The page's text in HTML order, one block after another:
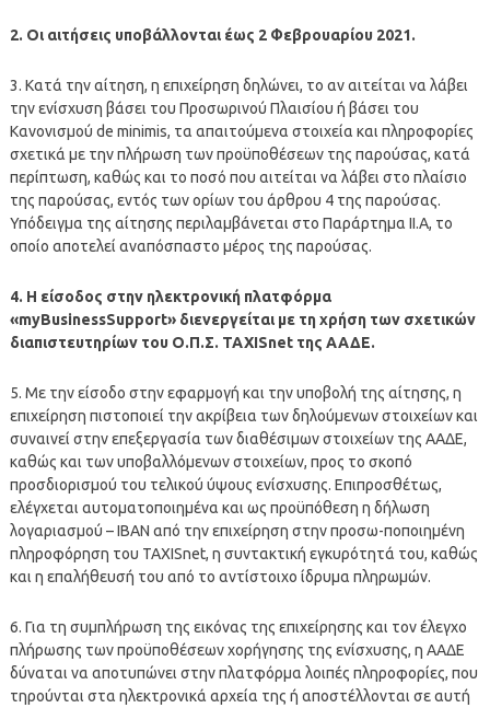
2. Οι αιτήσεις υποβάλλονται έως 2 Φεβρουαρίου 2021.
3. Κατά την αίτηση, η επιχείρηση δηλώνει, το αν αιτείται να λάβει
την ενίσχυση βάσει του Προσωρινού Πλαισίου ή βάσει του
Κανονισμού de minimis, τα απαιτούμενα στοιχεία και πληροφορίες
σχετικά με την πλήρωση των προϋποθέσεων της παρούσας, κατά
περίπτωση, καθώς και το ποσό που αιτείται να λάβει στο πλαίσιο
της παρούσας, εντός των ορίων του άρθρου 4 της παρούσας.
Υπόδειγμα της αίτησης περιλαμβάνεται στο Παράρτημα ΙΙ.Α, το
οποίο αποτελεί αναπόσπαστο μέρος της παρούσας.
4. Η είσοδος στην ηλεκτρονική πλατφόρμα
«myBusinessSupport» διενεργείται με τη χρήση των σχετικών
διαπιστευτηρίων του Ο.Π.Σ. TAXISnet της ΑΑΔΕ.
5. Με την είσοδο στην εφαρμογή και την υποβολή της αίτησης, η
επιχείρηση πιστοποιεί την ακρίβεια των δηλούμενων στοιχείων και
συναινεί στην επεξεργασία των διαθέσιμων στοιχείων της ΑΑΔΕ,
καθώς και των υποβαλλόμενων στοιχείων, προς το σκοπό
προσδιορισμού του τελικού ύψους ενίσχυσης. Επιπροσθέτως,
ελέγχεται αυτοματοποιημένα και ως προϋπόθεση η δήλωση
λογαριασμού – ΙΒΑΝ από την επιχείρηση στην προσω-ποποιημένη
πληροφόρηση του TAXISnet, η συντακτική εγκυρότητά του, καθώς
και η επαλήθευσή του από το αντίστοιχο ίδρυμα πληρωμών.
6. Για τη συμπλήρωση της εικόνας της επιχείρησης και τον έλεγχο
πλήρωσης των προϋποθέσεων χορήγησης της ενίσχυσης, η ΑΑΔΕ
δύναται να αποτυπώνει στην πλατφόρμα λοιπές πληροφορίες, που
τηρούνται στα ηλεκτρονικά αρχεία της ή αποστέλλονται σε αυτή